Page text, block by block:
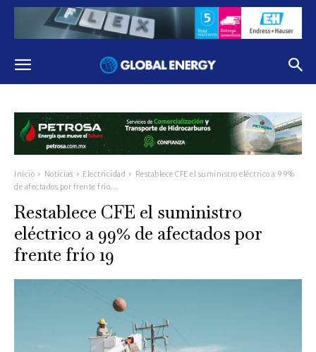
Inicio Noticias Electricidad
Restablece CFE el suministro eléctrico a 99%
de afectados por frente frío...
Restablece CFE el suministro
eléctrico a 99% de afectados por
frente frío 19